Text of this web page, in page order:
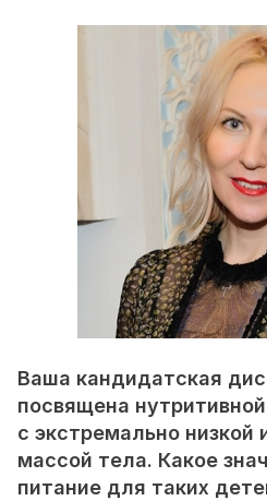
Ваша кандидатская
посвящена
с экстремально низкой
массой тела. Какое
питание для таких